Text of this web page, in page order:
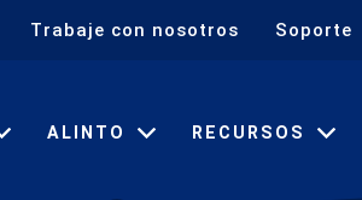
Trabaje con nosotros Soporte
ALINTO RECURSOS